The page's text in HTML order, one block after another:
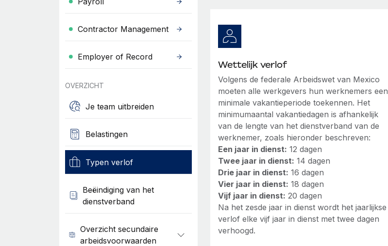
Contractor Management
Employer of Record
OVERZICHT
Je team uitbreiden
Belastingen
Typen verlof
Beëindiging van het
dienstverband
Overzicht secundaire
arbeidsvoorwaarden
Wettelijk verlof
Volgens de federale Arbeidswet van Mexico
moeten alle werkgevers hun werknemers een
minimale vakantieperiode toekennen. Het
minimumaantal vakantiedagen is afhankelijk
van de lengte van het dienstverband van de
werknemer, zoals hieronder beschreven:
Een jaar in dienst: 12 dagen
Twee jaar in dienst: 14 dagen
Drie jaar in dienst: 16 dagen
Vier jaar in dienst: 18 dagen
Vijf jaar in dienst: 20 dagen
Na het zesde jaar in dienst wordt het jaarlijkse
verlof elke vijf jaar in dienst met twee dagen
verhoogd.